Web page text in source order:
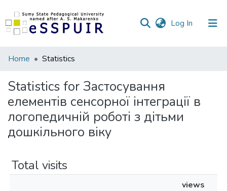
Log In (current)
Communities
Collections
All of DSpace
Home Statistics
Statistics for Застосування
елементів сенсорної інтеграції в
логопедичній роботі з дітьми
дошкільного віку
Total visits
views